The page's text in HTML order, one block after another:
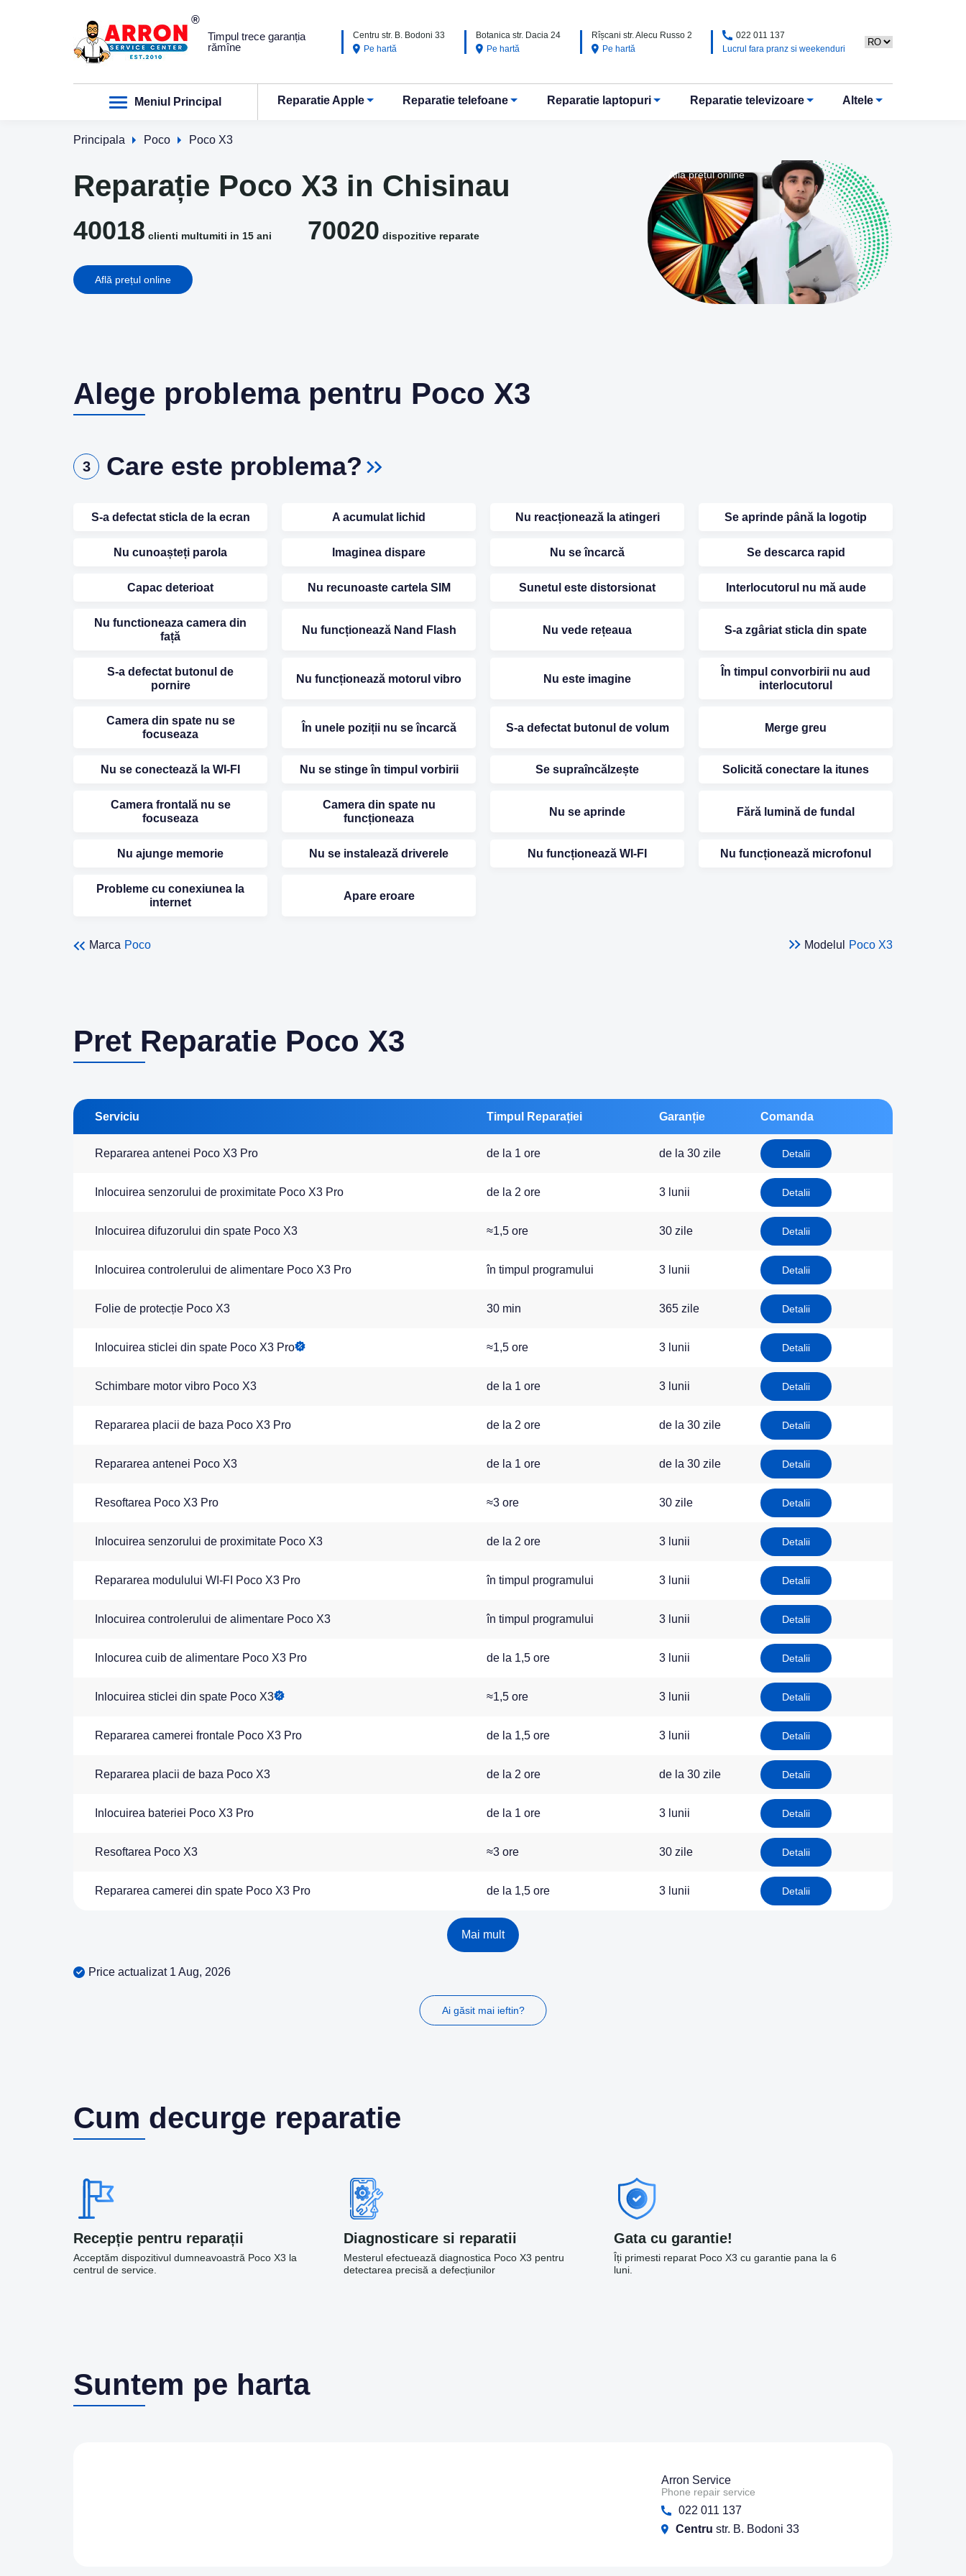
Timpul trece garanția
rămîne
Centru str. B. Bodoni 33
Pe hartă
Botanica str. Dacia 24
Pe hartă
Rîșcani str. Alecu Russo 2
Pe hartă
022 011 137
Lucrul fara pranz si weekenduri
Meniul Principal Reparatie Apple Reparatie telefoane Reparatie laptopuri Reparatie televizoare Altele
Principala Poco Poco X3
Reparație Poco X3 in Chisinau
40018 clienti multumiti in 15 ani 70020 dispozitive reparate
Află prețul online
Află prețul online
Alege problema pentru Poco X3
3 Care este problema?
S-a defectat sticla de la ecran A acumulat lichid Nu reacționează la atingeri Se aprinde până la logotip
Nu cunoașteți parola Imaginea dispare Nu se încarcă Se descarca rapid
Capac deterioat Nu recunoaste cartela SIM Sunetul este distorsionat Interlocutorul nu mă aude
Nu functioneaza camera din
față
Nu funcționează Nand Flash Nu vede rețeaua S-a zgâriat sticla din spate
S-a defectat butonul de
pornire
Nu funcționează motorul vibro Nu este imagine
În timpul convorbirii nu aud
interlocutorul
Camera din spate nu se
focuseaza
În unele poziții nu se încarcă S-a defectat butonul de volum Merge greu
Nu se conectează la WI-FI Nu se stinge în timpul vorbirii Se supraîncălzește Solicită conectare la itunes
Camera frontală nu se
focuseaza
Camera din spate nu
funcționeaza
Nu se aprinde Fără lumină de fundal
Nu ajunge memorie Nu se instalează driverele Nu funcționează WI-FI Nu funcționează microfonul
Probleme cu conexiunea la
internet
Apare eroare
Marca Poco Modelul Poco X3
Pret Reparatie Poco X3
Serviciu Timpul Reparației Garanție Comanda
Repararea antenei Poco X3 Pro de la 1 ore de la 30 zile Detalii
Inlocuirea senzorului de proximitate Poco X3 Pro de la 2 ore 3 lunii Detalii
Inlocuirea difuzorului din spate Poco X3 ≈1,5 ore 30 zile Detalii
Inlocuirea controlerului de alimentare Poco X3 Pro în timpul programului 3 lunii Detalii
Folie de protecție Poco X3 30 min 365 zile Detalii
Inlocuirea sticlei din spate Poco X3 Pro ≈1,5 ore 3 lunii Detalii
Schimbare motor vibro Poco X3 de la 1 ore 3 lunii Detalii
Repararea placii de baza Poco X3 Pro de la 2 ore de la 30 zile Detalii
Repararea antenei Poco X3 de la 1 ore de la 30 zile Detalii
Resoftarea Poco X3 Pro ≈3 ore 30 zile Detalii
Inlocuirea senzorului de proximitate Poco X3 de la 2 ore 3 lunii Detalii
Repararea modulului WI-FI Poco X3 Pro în timpul programului 3 lunii Detalii
Inlocuirea controlerului de alimentare Poco X3 în timpul programului 3 lunii Detalii
Inlocurea cuib de alimentare Poco X3 Pro de la 1,5 ore 3 lunii Detalii
Inlocuirea sticlei din spate Poco X3 ≈1,5 ore 3 lunii Detalii
Repararea camerei frontale Poco X3 Pro de la 1,5 ore 3 lunii Detalii
Repararea placii de baza Poco X3 de la 2 ore de la 30 zile Detalii
Inlocuirea bateriei Poco X3 Pro de la 1 ore 3 lunii Detalii
Resoftarea Poco X3 ≈3 ore 30 zile Detalii
Repararea camerei din spate Poco X3 Pro de la 1,5 ore 3 lunii Detalii
Mai mult
Price actualizat 1 Aug, 2026
Ai găsit mai ieftin?
Cum decurge reparatie
Recepție pentru reparații
Acceptăm dispozitivul dumneavoastră Poco X3 la
centrul de service.
Diagnosticare si reparatii
Mesterul efectuează diagnostica Poco X3 pentru
detectarea precisă a defecțiunilor
Gata cu garantie!
Îți primesti reparat Poco X3 cu garantie pana la 6
luni.
Suntem pe harta
Arron Service
Phone repair service
022 011 137
Centru str. B. Bodoni 33